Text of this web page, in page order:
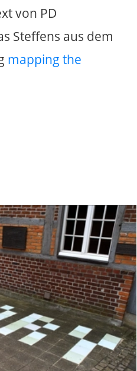
entstehen
Eisberg),